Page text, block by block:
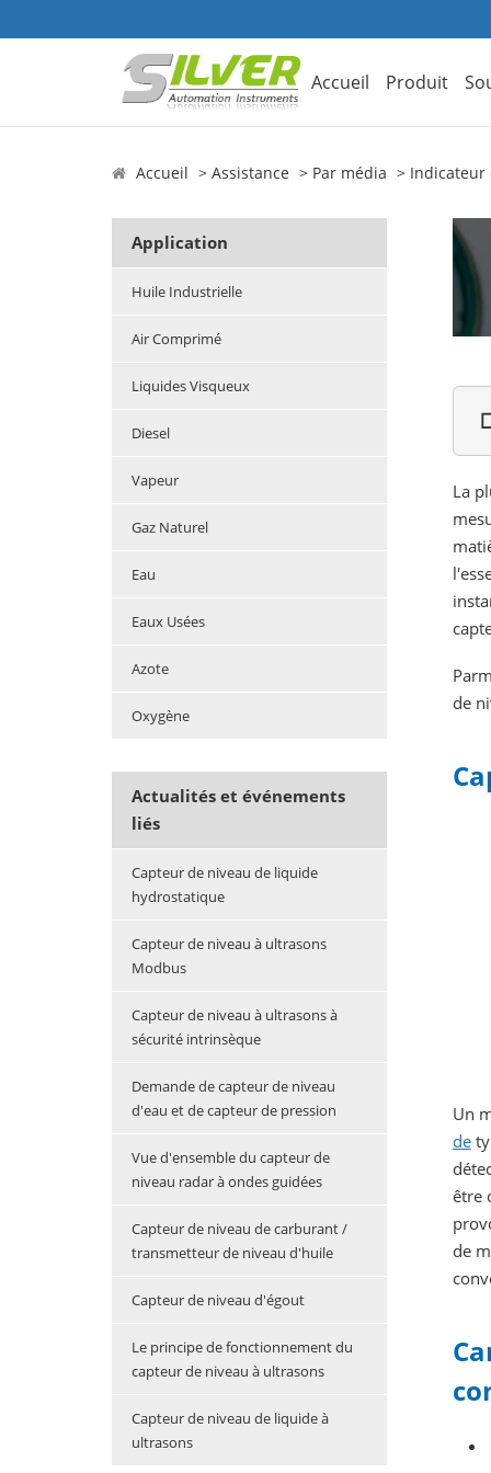
Accueil Produit
Accueil Assistance Par média Indicateur
Application
Huile Industrielle
Air Comprimé
Liquides Visqueux
Diesel
Vapeur
Gaz Naturel
Eau
Eaux Usées
Azote
Oxygène
Actualités et événements
liés
Capteur de niveau de liquide
hydrostatique
Capteur de niveau à ultrasons
Modbus
Capteur de niveau à ultrasons à
sécurité intrinsèque
Demande de capteur de niveau
d'eau et de capteur de pression
Vue d'ensemble du capteur de
niveau radar à ondes guidées
Capteur de niveau de carburant /
transmetteur de niveau d'huile
Capteur de niveau d'égout
Le principe de fonctionnement du
capteur de niveau à ultrasons
Capteur de niveau de liquide à
ultrasons
La
de
Un
de
être
de